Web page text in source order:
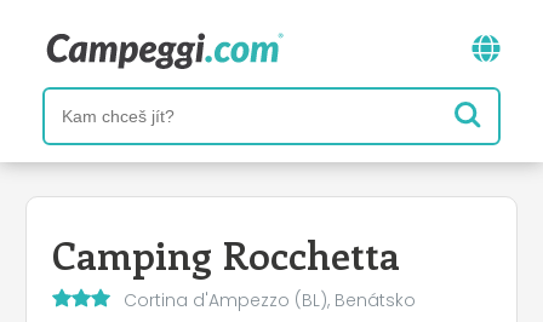
Camping Rocchetta
Cortina d'Ampezzo (BL), Benátsko